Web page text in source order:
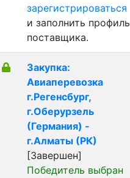
зарегистрироваться
и заполнить профиль
поставщика.
Закупка:
Авиаперевозка
г.Регенсбург,
г.Оберурзель
(Германия) -
г.Алматы (РК)
[Завершен]
Победитель выбран